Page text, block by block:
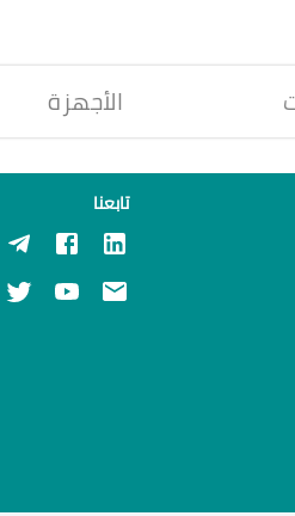
الأجهزة
تابعنا